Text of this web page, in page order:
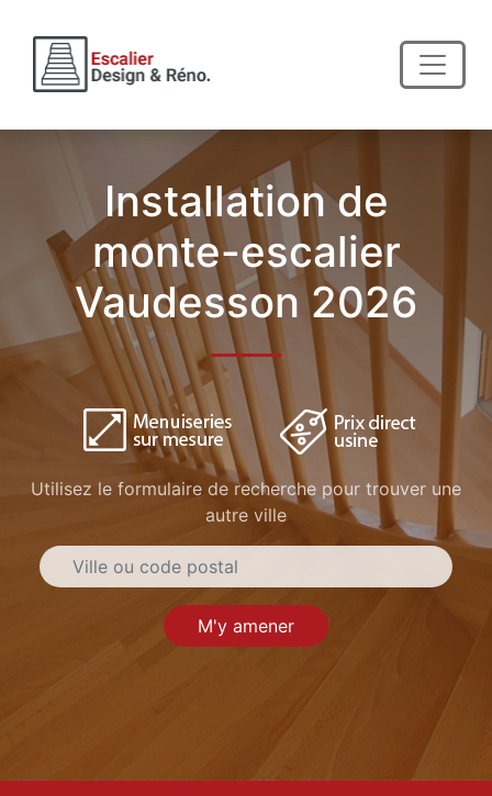
Installation de
monte-escalier
Vaudesson 2026
Utilisez le formulaire de recherche pour trouver une
autre ville
M'y amener